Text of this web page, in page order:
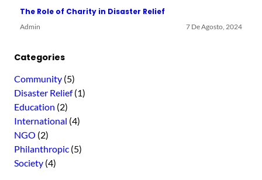
The Role of Charity in Disaster Relief
Admin 7 De Agosto, 2024
Categories
Community (5)
Disaster Relief(1)
Education (2)
International (4)
NGO (2)
Philanthropic (5)
Society (4)